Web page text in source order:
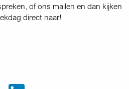
of ons mailen en dan kijken
direct naar!